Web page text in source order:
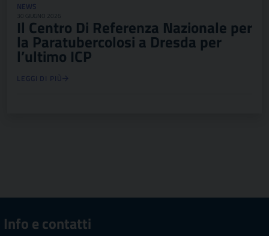
NEWS
30 GIUGNO 2026
Il Centro Di Referenza Nazionale per
la Paratubercolosi a Dresda per
l’ultimo ICP
LEGGI DI PIÙ
Info e contatti